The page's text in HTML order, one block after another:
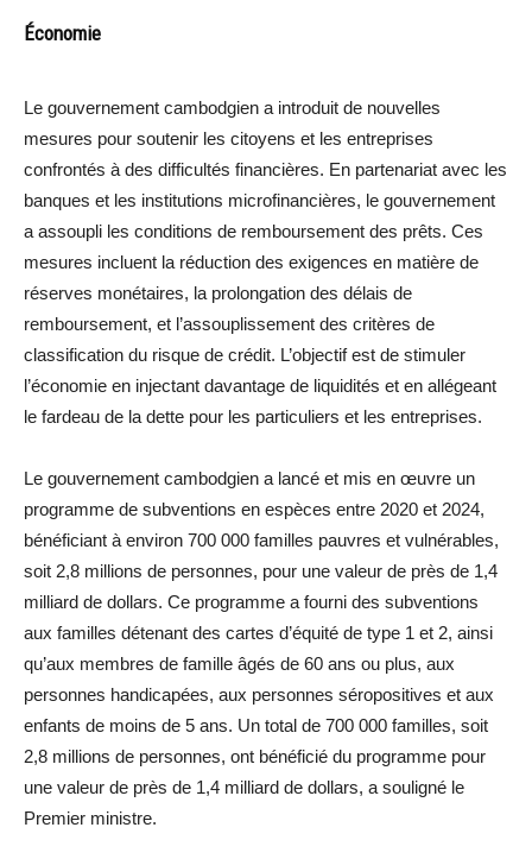
Économie
Le gouvernement cambodgien a introduit de nouvelles
mesures pour soutenir les citoyens et les entreprises
confrontés à des difficultés financières. En partenariat avec les
banques et les institutions microfinancières, le gouvernement
a assoupli les conditions de remboursement des prêts. Ces
mesures incluent la réduction des exigences en matière de
réserves monétaires, la prolongation des délais de
remboursement, et l’assouplissement des critères de
classification du risque de crédit. L’objectif est de stimuler
l’économie en injectant davantage de liquidités et en allégeant
le fardeau de la dette pour les particuliers et les entreprises.
Le gouvernement cambodgien a lancé et mis en œuvre un
programme de subventions en espèces entre 2020 et 2024,
bénéficiant à environ 700 000 familles pauvres et vulnérables,
soit 2,8 millions de personnes, pour une valeur de près de 1,4
milliard de dollars. Ce programme a fourni des subventions
aux familles détenant des cartes d’équité de type 1 et 2, ainsi
qu’aux membres de famille âgés de 60 ans ou plus, aux
personnes handicapées, aux personnes séropositives et aux
enfants de moins de 5 ans. Un total de 700 000 familles, soit
2,8 millions de personnes, ont bénéficié du programme pour
une valeur de près de 1,4 milliard de dollars, a souligné le
Premier ministre.